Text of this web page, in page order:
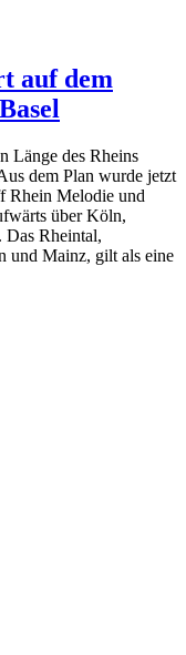
auf dem
Länge des Rheins
dem Plan wurde jetzt
Rhein Melodie und
über Köln,
Das Rheintal,
und Mainz, gilt als eine